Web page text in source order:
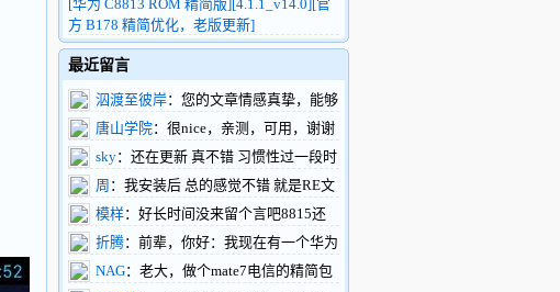
[华为 C8813 ROM 精简版][4.1.1_v14.0][官
方 B178 精简优化，老版更新]
最近留言
泅渡至彼岸：您的文章情感真挚，能够
触动人心，引起共鸣。您的文章构思巧妙，
情节设计新颖，让人拍案叫绝。
https://www.renhehui.com/renhehui/1289.html
唐山学院：很nice，亲测，可用，谢谢
楼主 sky：还在更新 真不错 习惯性过一段时
间就过来看看
周 ：我安装后 总的感觉不错 就是RE文
件管理不能正常工作 往系统内拷贝文件不
行能再搞一版吗
模样：好长时间没来留个言吧8815还
做三网通吗？这样做个备用很不错，下一步
有什么打算呢，做刷机包不行了！
折腾：前辈，你好：我现在有一个华为
c8500的机器。但是我百度也找不到刷机软
件，驱动的下载地址。如果您在百忙当中能
NAG：老大，做个mate7电信的精简包